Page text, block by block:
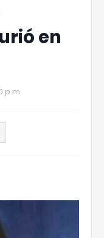
en
p.m.